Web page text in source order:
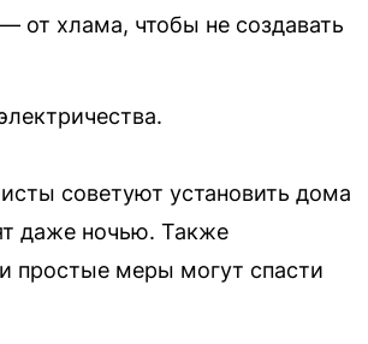
от хлама, чтобы не создавать
советуют установить дома
даже ночью. Также
простые меры могут спасти